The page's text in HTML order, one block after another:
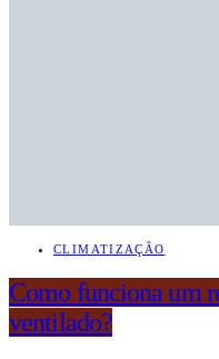
CLIMATIZAÇÃO
Como funciona um
ventilado?